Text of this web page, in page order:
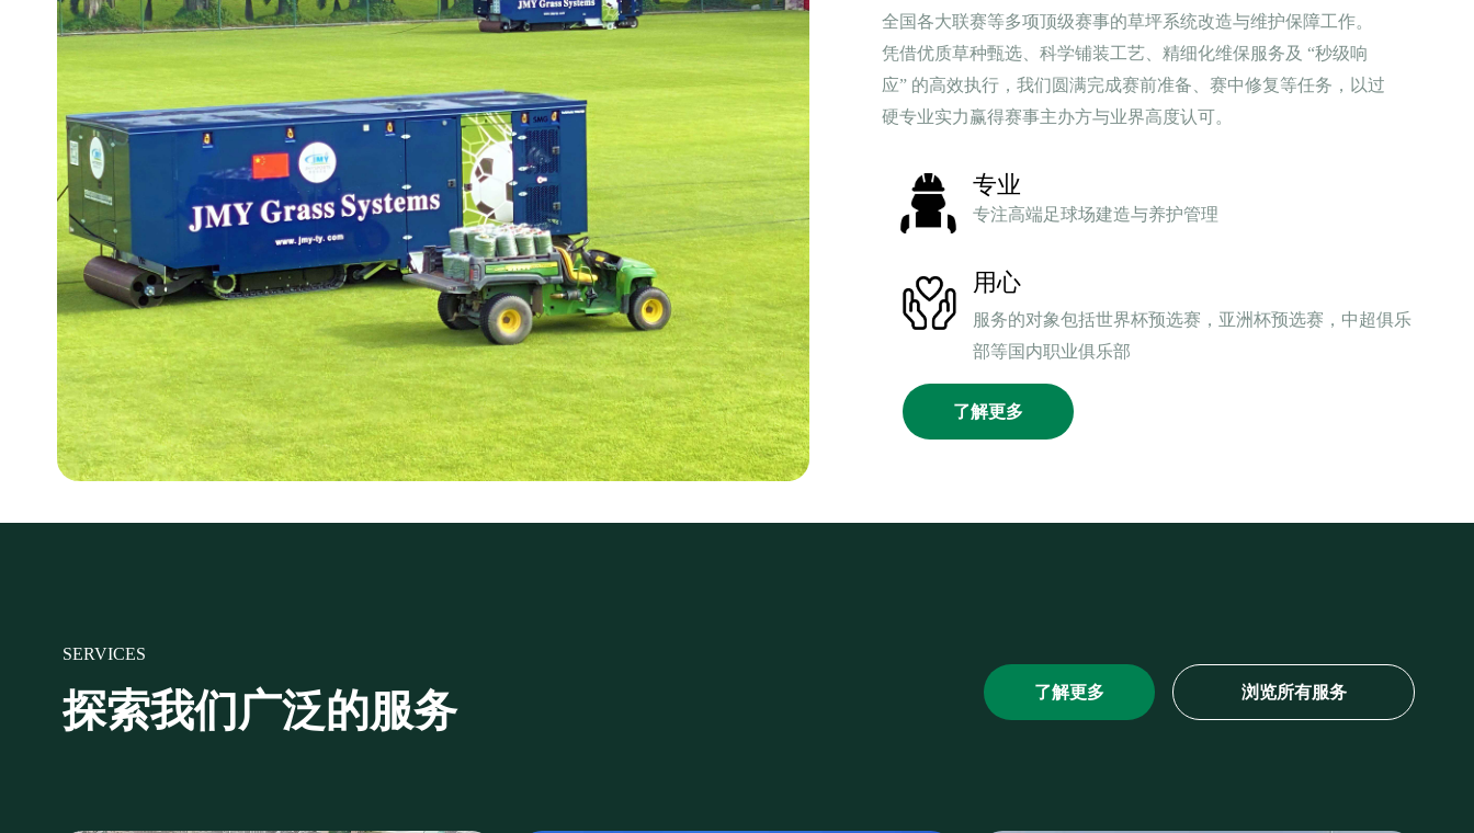
全国各大联赛等多项顶级赛事的草坪系统改造与维护保障工作。
凭借优质草种甄选、科学铺装工艺、精细化维保服务及 “秒级响
应” 的高效执行，我们圆满完成赛前准备、赛中修复等任务，以过
硬专业实力赢得赛事主办方与业界高度认可。
专业
专注高端足球场建造与养护管理
用心
服务的对象包括世界杯预选赛，亚洲杯预选赛，中超俱乐
部等国内职业俱乐部
了解更多
SERVICES
探索我们广泛的服务 了解更多 浏览所有服务